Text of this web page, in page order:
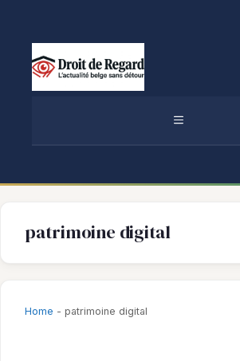
MENU
patrimoine digital
Home - patrimoine digital